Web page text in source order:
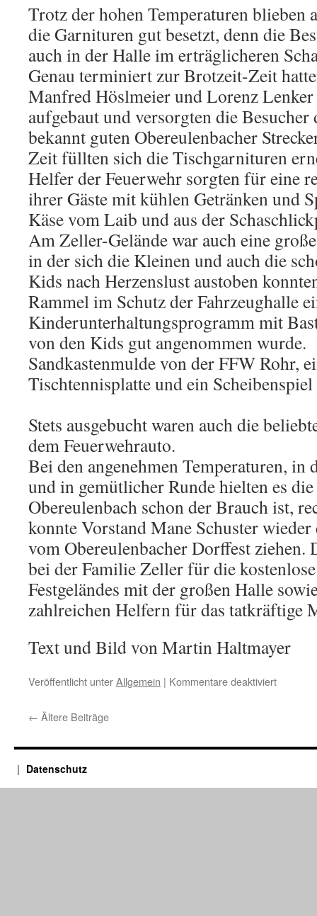
Trotz der hohen Temperaturen blieben
die Garnituren gut besetzt, denn die
auch in der Halle im erträglicheren
Genau terminiert zur Brotzeit-Zeit
Manfred Höslmeier und Lorenz
aufgebaut und versorgten die
bekannt guten Obereulenbacher
Zeit füllten sich die Tischgarnituren
Helfer der Feuerwehr sorgten für eine
ihrer Gäste mit kühlen Getränken und
Käse vom Laib und aus der
Am Zeller-Gelände war auch eine
in der sich die Kleinen und auch die
Kids nach Herzenslust austoben
Rammel im Schutz der Fahrzeughalle
Kinderunterhaltungsprogramm mit
von den Kids gut angenommen
Sandkastenmulde von der FFW Rohr,
Tischtennisplatte und ein
Stets ausgebucht waren auch die
dem Feuerwehrauto.
Bei den angenehmen Temperaturen, in
und in gemütlicher Runde hielten es
Obereulenbach schon der Brauch ist,
konnte Vorstand Mane Schuster
vom Obereulenbacher Dorffest ziehen.
bei der Familie Zeller für die
Festgeländes mit der großen Halle
zahlreichen Helfern für das tatkräftige
Text und Bild von Martin Haltmayer
Veröffentlicht unterAllgemein | Kommentare deaktiviertfür
wieder
← Ältere Beiträge
Datenschutz